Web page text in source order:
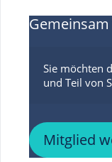
Sie möchten
Mitglied